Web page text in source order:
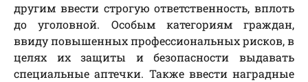
другим ввести строгую ответственность, вплоть
до уголовной. Особым категориям граждан,
ввиду повышенных профессиональных рисков, в
целях их защиты и безопасности выдавать
специальные аптечки. Также ввести наградные